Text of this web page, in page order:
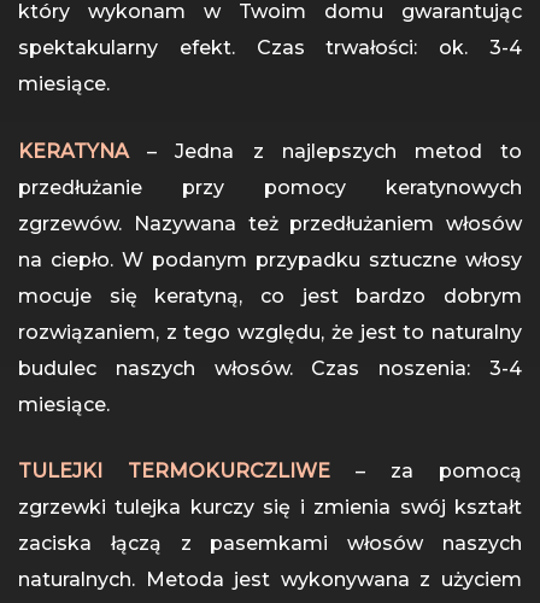
który wykonam w Twoim domu gwarantując
spektakularny efekt. Czas trwałości: ok. 3-4
miesiące.
KERATYNA – Jedna z najlepszych metod to
przedłużanie przy pomocy keratynowych
zgrzewów. Nazywana też przedłużaniem włosów
na ciepło. W podanym przypadku sztuczne włosy
mocuje się keratyną, co jest bardzo dobrym
rozwiązaniem, z tego względu, że jest to naturalny
budulec naszych włosów. Czas noszenia: 3-4
miesiące.
TULEJKI TERMOKURCZLIWE – za pomocą
zgrzewki tulejka kurczy się i zmienia swój kształt
zaciska łączą z pasemkami włosów naszych
naturalnych. Metoda jest wykonywana z użyciem